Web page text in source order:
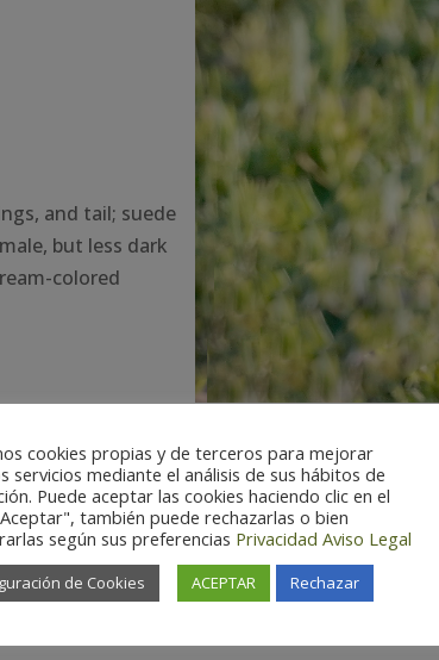
and tail; suede
but less dark
colored

Special interest
cookies propias y de terceros para mejorar
servicios mediante el análisis de sus hábitos de
Puede aceptar las cookies haciendo clic en el
también puede rechazarlas o bien
según sus preferencias Privacidad Aviso Legal
de Cookies ACEPTAR Rechazar